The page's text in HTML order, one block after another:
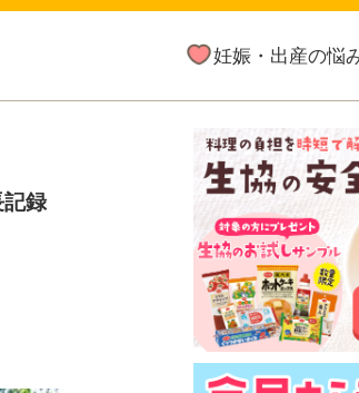
妊娠・出産の悩
録